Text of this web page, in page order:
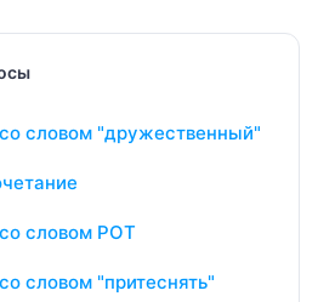
словом "дружественный"
словом РОТ
словом "притеснять"